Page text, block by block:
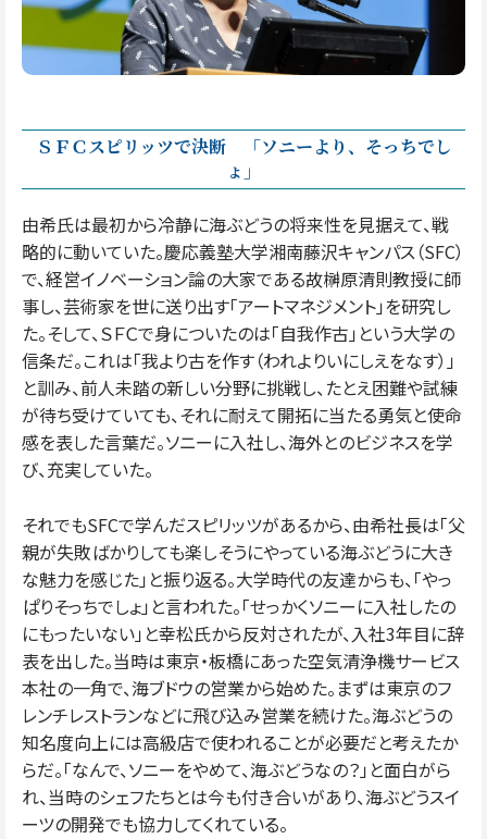
ＳＦＣスピリッツで決断 「ソニーより、そっちでし
ょ」
由希氏は最初から冷静に海ぶどうの将来性を見据えて、戦
略的に動いていた。慶応義塾大学湘南藤沢キャンパス（SFC）
で、経営イノベーション論の大家である故榊原清則教授に師
事し、芸術家を世に送り出す「アートマネジメント」を研究し
た。そして、ＳＦＣで身についたのは「自我作古」という大学の
信条だ。これは「我より古を作す（われよりいにしえをなす）」
と訓み、前人未踏の新しい分野に挑戦し、たとえ困難や試練
が待ち受けていても、それに耐えて開拓に当たる勇気と使命
感を表した言葉だ。ソニーに入社し、海外とのビジネスを学
び、充実していた。
それでもSFCで学んだスピリッツがあるから、由希社長は「父
親が失敗ばかりしても楽しそうにやっている海ぶどうに大き
な魅力を感じた」と振り返る。大学時代の友達からも、「やっ
ぱりそっちでしょ」と言われた。「せっかくソニーに入社したの
にもったいない」と幸松氏から反対されたが、入社3年目に辞
表を出した。当時は東京・板橋にあった空気清浄機サービス
本社の一角で、海ブドウの営業から始めた。まずは東京のフ
レンチレストランなどに飛び込み営業を続けた。海ぶどうの
知名度向上には高級店で使われることが必要だと考えたか
らだ。「なんで、ソニーをやめて、海ぶどうなの？」と面白がら
れ、当時のシェフたちとは今も付き合いがあり、海ぶどうスイ
ーツの開発でも協力してくれている。